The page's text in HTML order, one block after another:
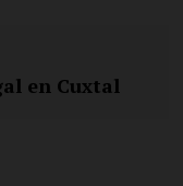
en Cuxtal